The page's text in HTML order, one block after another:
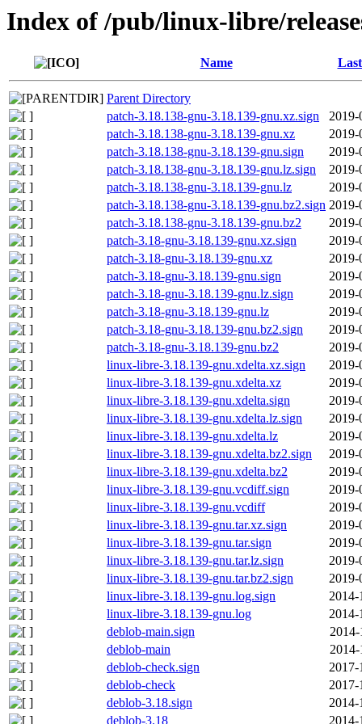
Index of /pub/linux-libre/
Name
Parent Directory
patch-3.18.138-gnu-3.18.139-gnu.xz.sign
2019-
patch-3.18.138-gnu-3.18.139-gnu.xz
2019-
patch-3.18.138-gnu-3.18.139-gnu.sign
2019-
patch-3.18.138-gnu-3.18.139-gnu.lz.sign
2019-
patch-3.18.138-gnu-3.18.139-gnu.lz
2019-
patch-3.18.138-gnu-3.18.139-gnu.bz2.sign 2019-
patch-3.18.138-gnu-3.18.139-gnu.bz2
2019-
patch-3.18-gnu-3.18.139-gnu.xz.sign
2019-
patch-3.18-gnu-3.18.139-gnu.xz
2019-
patch-3.18-gnu-3.18.139-gnu.sign
2019-
patch-3.18-gnu-3.18.139-gnu.lz.sign
2019-
patch-3.18-gnu-3.18.139-gnu.lz
2019-
patch-3.18-gnu-3.18.139-gnu.bz2.sign
2019-
patch-3.18-gnu-3.18.139-gnu.bz2
2019-
linux-libre-3.18.139-gnu.xdelta.xz.sign
2019-
linux-libre-3.18.139-gnu.xdelta.xz
2019-
linux-libre-3.18.139-gnu.xdelta.sign
2019-
linux-libre-3.18.139-gnu.xdelta.lz.sign
2019-
linux-libre-3.18.139-gnu.xdelta.lz
2019-
linux-libre-3.18.139-gnu.xdelta.bz2.sign
2019-
linux-libre-3.18.139-gnu.xdelta.bz2
2019-
linux-libre-3.18.139-gnu.vcdiff.sign
2019-
linux-libre-3.18.139-gnu.vcdiff
2019-
linux-libre-3.18.139-gnu.tar.xz.sign
2019-
linux-libre-3.18.139-gnu.tar.sign
2019-
linux-libre-3.18.139-gnu.tar.lz.sign
2019-
linux-libre-3.18.139-gnu.tar.bz2.sign
2019-
linux-libre-3.18.139-gnu.log.sign
2014-
linux-libre-3.18.139-gnu.log
2014-
deblob-main.sign
2014-
deblob-main
2014-
deblob-check.sign
2017-
deblob-check
2017-
deblob-3.18.sign
2014-
deblob-3.18
2014-